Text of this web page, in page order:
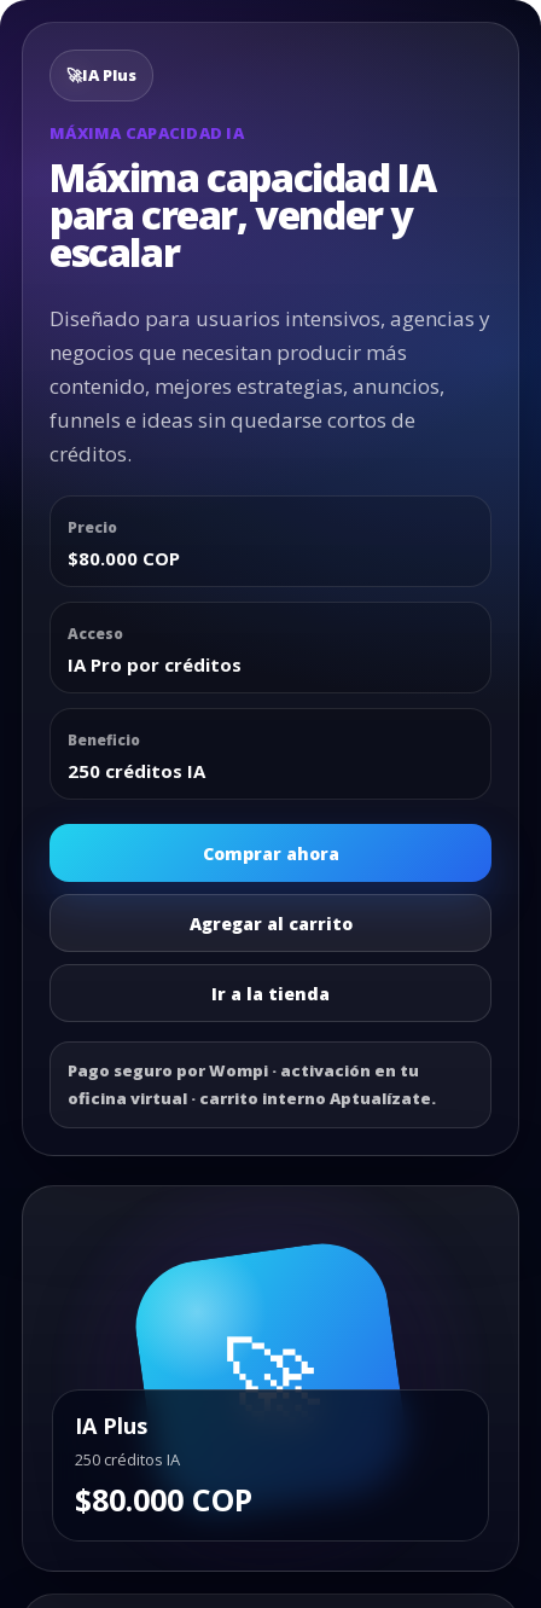
🚀IA Plus
MÁXIMA CAPACIDAD IA
Máxima capacidad IA
para crear, vender y
escalar
Diseñado para usuarios intensivos, agencias y
negocios que necesitan producir más
contenido, mejores estrategias, anuncios,
funnels e ideas sin quedarse cortos de
créditos.
Precio
$80.000 COP
Acceso
IA Pro por créditos
Beneficio
250 créditos IA
Comprar ahora
Agregar al carrito
Ir a la tienda
Pago seguro por Wompi · activación en tu
oficina virtual · carrito interno Aptualízate.
🚀
IA Plus
250 créditos IA
$80.000 COP